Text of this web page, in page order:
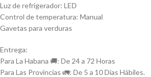
Luz de refrigerador: LED
Control de temperatura: Manual
Gavetas para verduras
Entrega:
Para La Habana 🚚: De 24 a 72 Horas
Para Las Provincias 🚛: De 5 a 10 Días Hábiles.